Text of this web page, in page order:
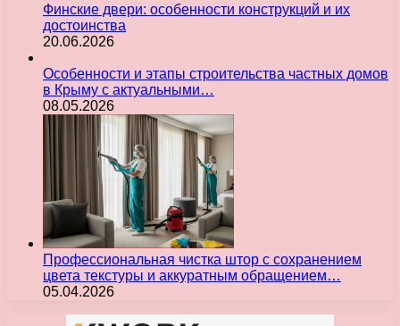
Финские двери: особенности конструкций и их
достоинства
20.06.2026
Особенности и этапы строительства частных домов
в Крыму с актуальными…
08.05.2026
Профессиональная чистка штор с сохранением
цвета текстуры и аккуратным обращением…
05.04.2026